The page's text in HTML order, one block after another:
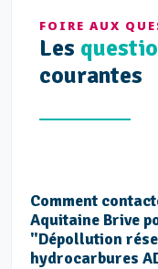
FOIRE AUX
Les
courantes
Comment
Aquitaine Brive
"Dépollution
hydrocarbures